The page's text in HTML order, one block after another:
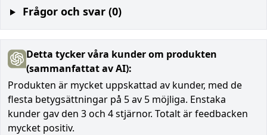
Frågor och svar (0)
Detta tycker våra kunder om produkten
(sammanfattat av AI):
Produkten är mycket uppskattad av kunder, med de
flesta betygsättningar på 5 av 5 möjliga. Enstaka
kunder gav den 3 och 4 stjärnor. Totalt är feedbacken
mycket positiv.